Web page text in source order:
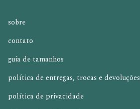
sobre
contato
guia de tamanhos
política de entregas, trocas e devoluções
política de privacidade